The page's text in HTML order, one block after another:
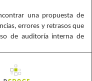
una propuesta de
errores y retrasos que
de auditoría interna de